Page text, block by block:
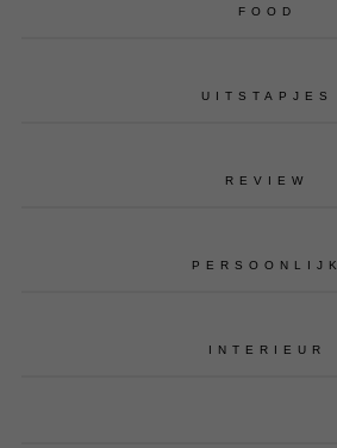
FOOD
UITSTAPJES
REVIEW
PERSOONLIJK
INTERIEUR